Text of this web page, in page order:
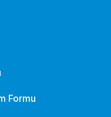
ve Uzatması
Formu